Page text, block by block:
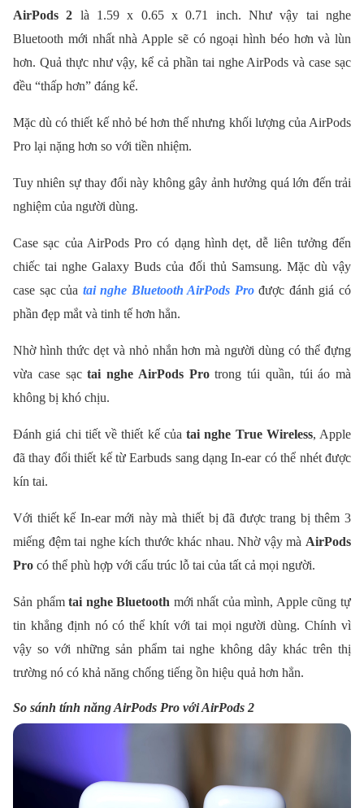
AirPods 2 là 1.59 x 0.65 x 0.71 inch. Như vậy tai nghe
Bluetooth mới nhất nhà Apple sẽ có ngoại hình béo hơn và lùn
hơn. Quả thực như vậy, kể cả phần tai nghe AirPods và case sạc
đều “thấp hơn” đáng kể.
Mặc dù có thiết kế nhỏ bé hơn thế nhưng khối lượng của AirPods
Pro lại nặng hơn so với tiền nhiệm.
Tuy nhiên sự thay đổi này không gây ảnh hưởng quá lớn đến trải
nghiệm của người dùng.
Case sạc của AirPods Pro có dạng hình dẹt, dễ liên tưởng đến
chiếc tai nghe Galaxy Buds của đối thủ Samsung. Mặc dù vậy
case sạc của tai nghe Bluetooth AirPods Prođược đánh giá có
phần đẹp mắt và tinh tế hơn hẳn.
Nhờ hình thức dẹt và nhỏ nhắn hơn mà người dùng có thể đựng
vừa case sạctai nghe AirPods Protrong túi quần, túi áo mà
không bị khó chịu.
Đánh giá chi tiết về thiết kế của tai nghe True Wireless, Apple
đã thay đổi thiết kế từ Earbuds sang dạng In-ear có thể nhét được
kín tai.
Với thiết kế In-ear mới này mà thiết bị đã được trang bị thêm 3
miếng đệm tai nghe kích thước khác nhau. Nhờ vậy mà AirPods
Pro có thể phù hợp với cấu trúc lỗ tai của tất cả mọi người.
Sản phẩmtai nghe Bluetooth mới nhất của mình, Apple cũng tự
tin khẳng định nó có thể khít với tai mọi người dùng. Chính vì
vậy so với những sản phẩm tai nghe không dây khác trên thị
trường nó có khả năng chống tiếng ồn hiệu quả hơn hẳn.
So sánh tính năng AirPods Pro với AirPods 2